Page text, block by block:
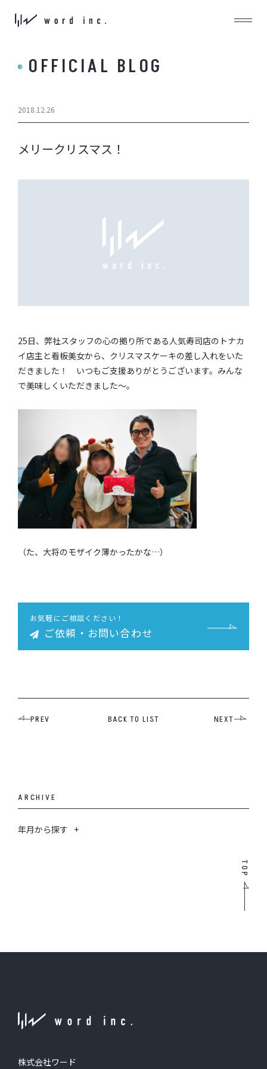
OFFICIAL BLOG
2018.12.26
メリークリスマス！
25日、弊社スタッフの心の拠り所である人気寿司店のトナカ
イ店主と看板美女から、クリスマスケーキの差し入れをいた
だきました！ いつもご支援ありがとうございます。みんな
で美味しくいただきました～。
（た、大将のモザイク薄かったかな…）
お気軽にご相談ください！
ご依頼・お問い合わせ
PREV BACK TO LIST NEXT
ARCHIVE
年月から探す
株式会社ワード
TOP